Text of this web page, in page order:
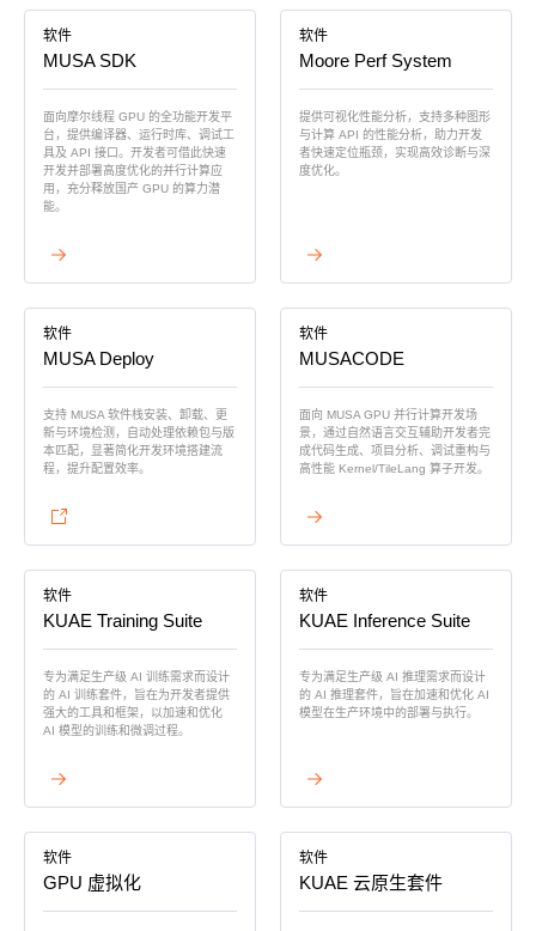
软件
MUSA SDK
面向摩尔线程 GPU 的全功能开发平
台，提供编译器、运行时库、调试工
具及 API 接口。开发者可借此快速
开发并部署高度优化的并行计算应
用，充分释放国产 GPU 的算力潜
能。
查看详情
软件
Moore Perf System
提供可视化性能分析，支持多种图形
与计算 API 的性能分析，助力开发
者快速定位瓶颈，实现高效诊断与深
度优化。
查看详情
软件
MUSA Deploy
支持 MUSA 软件栈安装、卸载、更
新与环境检测，自动处理依赖包与版
本匹配，显著简化开发环境搭建流
程，提升配置效率。
查看详情
软件
MUSACODE
面向 MUSA GPU 并行计算开发场
景，通过自然语言交互辅助开发者完
成代码生成、项目分析、调试重构与
高性能 Kernel/TileLang 算子开发。
查看详情
软件
KUAE Training Suite
专为满足生产级 AI 训练需求而设计
的 AI 训练套件，旨在为开发者提供
强大的工具和框架，以加速和优化
AI 模型的训练和微调过程。
查看详情
软件
KUAE Inference Suite
专为满足生产级 AI 推理需求而设计
的 AI 推理套件，旨在加速和优化 AI
模型在生产环境中的部署与执行。
查看详情
软件
GPU 虚拟化
软件
KUAE 云原生套件